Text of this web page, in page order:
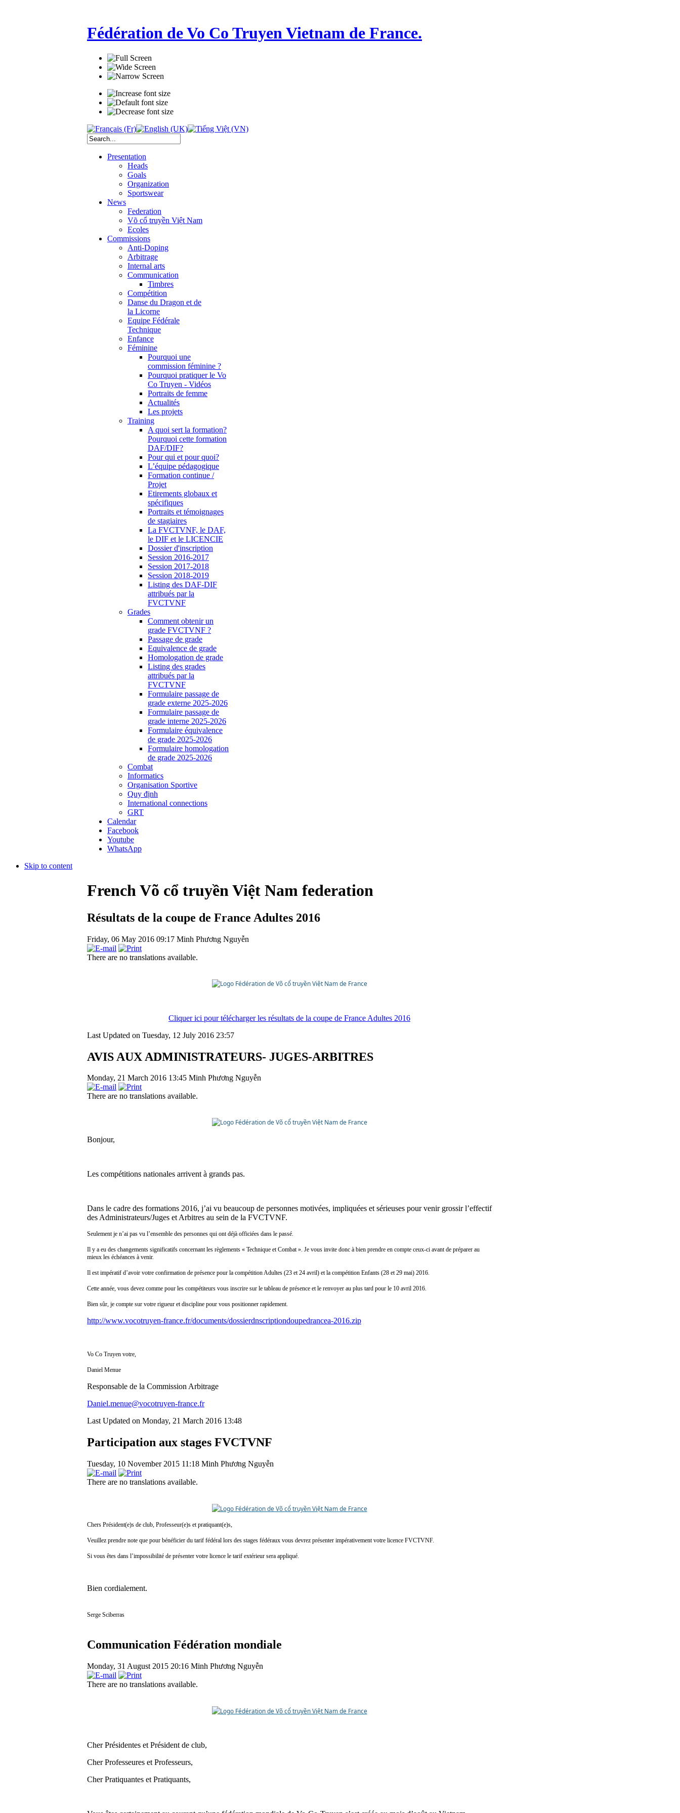
Fédération de Vo Co Truyen Vietnam de France.
Presentation
Heads
Goals
Organization
Sportswear
News
Federation
Võ cổ truyền Việt Nam
Ecoles
Commissions
Anti-Doping
Arbitrage
Internal arts
Communication
Timbres
Compétition
Danse du Dragon et de
la Licorne
Equipe Fédérale
Technique
Enfance
Féminine
Pourquoi une
commission féminine ?
Pourquoi pratiquer le Vo
Co Truyen - Vidéos
Portraits de femme
Actualités
Les projets
Training
A quoi sert la formation?
Pourquoi cette formation
DAF/DIF?
Pour qui et pour quoi?
L’équipe pédagogique
Formation continue /
Projet
Etirements globaux et
spécifiques
Portraits et témoignages
de stagiaires
La FVCTVNF, le DAF,
le DIF et le LICENCIE
Dossier d'inscription
Session 2016-2017
Session 2017-2018
Session 2018-2019
Listing des DAF-DIF
attribués par la
FVCTVNF
Grades
Comment obtenir un
grade FVCTVNF ?
Passage de grade
Equivalence de grade
Homologation de grade
Listing des grades
attribués par la
FVCTVNF
Formulaire passage de
grade externe 2025-2026
Formulaire passage de
grade interne 2025-2026
Formulaire équivalence
de grade 2025-2026
Formulaire homologation
de grade 2025-2026
Combat
Informatics
Organisation Sportive
Quy định
International connections
GRT
Calendar
Facebook
Youtube
WhatsApp
Skip to content
French Võ cổ truyền Việt Nam federation
Résultats de la coupe de France Adultes 2016
Friday, 06 May 2016 09:17 Minh Phương Nguyễn
There are no translations available.
Cliquer ici pour télécharger les résultats de la coupe de France Adultes 2016
Last Updated on Tuesday, 12 July 2016 23:57
AVIS AUX ADMINISTRATEURS- JUGES-ARBITRES
Monday, 21 March 2016 13:45 Minh Phương Nguyễn
There are no translations available.
Bonjour,
Les compétitions nationales arrivent à grands pas.
Dans le cadre des formations 2016, j’ai vu beaucoup de personnes motivées, impliquées et sérieuses pour venir grossir l’effectif
des Administrateurs/Juges et Arbitres au sein de la FVCTVNF.
Seulement je n’ai pas vu l’ensemble des personnes qui ont déjà officiées dans le passé.
Il y a eu des changements significatifs concernant les règlements « Technique et Combat ». Je vous invite donc à bien prendre en compte ceux-ci avant de préparer au
mieux les échéances à venir.
Il est impératif d’avoir votre confirmation de présence pour la compétition Adultes (23 et 24 avril) et la compétition Enfants (28 et 29 mai) 2016.
Cette année, vous devez comme pour les compétiteurs vous inscrire sur le tableau de présence et le renvoyer au plus tard pour le 10 avril 2016.
Bien sûr, je compte sur votre rigueur et discipline pour vous positionner rapidement.
http://www.vocotruyen-france.fr/documents/dossierdnscriptiondoupedrancea-2016.zip
Vo Co Truyen votre,
Daniel Menue
Responsable de la Commission Arbitrage
Daniel.menue@vocotruyen-france.fr
Last Updated on Monday, 21 March 2016 13:48
Participation aux stages FVCTVNF
Tuesday, 10 November 2015 11:18 Minh Phương Nguyễn
There are no translations available.
Chers Président(e)s de club, Professeur(e)s et pratiquant(e)s,
Veuillez prendre note que pour bénéficier du tarif fédéral lors des stages fédéraux vous devrez présenter impérativement votre licence FVCTVNF.
Si vous êtes dans l’impossibilité de présenter votre licence le tarif extérieur sera appliqué.
Bien cordialement.
Serge Sciberras
Communication Fédération mondiale
Monday, 31 August 2015 20:16 Minh Phương Nguyễn
There are no translations available.
Cher Présidentes et Président de club,
Cher Professeures et Professeurs,
Cher Pratiquantes et Pratiquants,